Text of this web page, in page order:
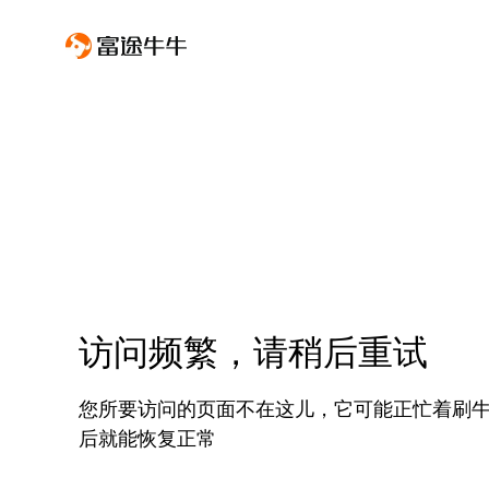
访问频繁，请稍后重试
您所要访问的页面不在这儿，它可能正忙着刷
后就能恢复正常